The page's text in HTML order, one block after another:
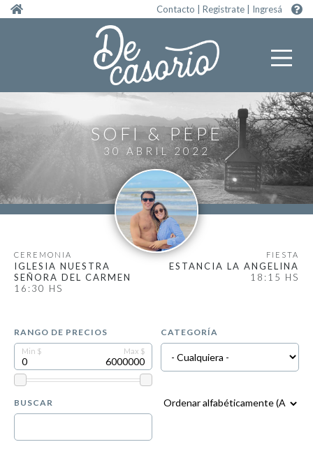
Pasar al contenido principal Contacto Registrate Ingresá
SOFI PEPE
30 ABRIL 2022
CEREMONIA
IGLESIA NUESTRA
SEÑORA DEL CARMEN
16:30 HS
FIESTA
ESTANCIA LA ANGELINA
18:15 HS
RANGO DE PRECIOS CATEGORÍA
BUSCAR